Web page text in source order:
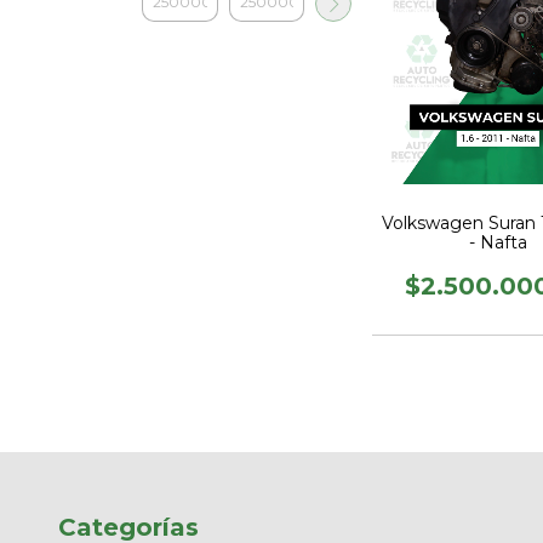
Volkswagen Suran
- Nafta
Categorías